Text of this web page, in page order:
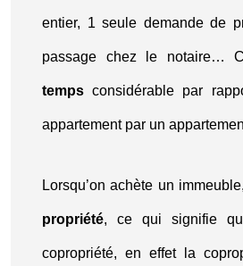
entier, 1 seule demande de
passage chez le notaire…
temps considérable par
appartement par un
Lorsqu’on achète un
propriété, ce qui signifie
copropriété, en effet la